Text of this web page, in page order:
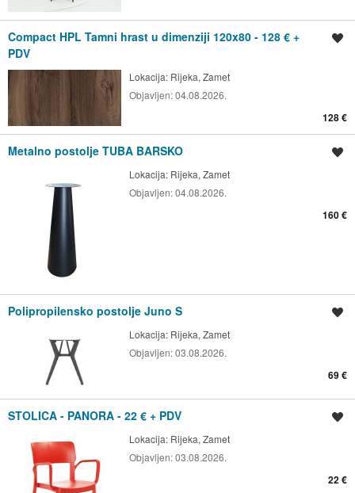
Compact HPL Tamni hrast u dimenziji 120x80 - 128 € +
PDV
Lokacija: Rijeka, Zamet
Objavljen:04.08.2026.
128 €
Metalno postolje TUBA BARSKO
Lokacija: Rijeka, Zamet
Objavljen:04.08.2026.
160 €
Polipropilensko postolje Juno S
Lokacija: Rijeka, Zamet
Objavljen:03.08.2026.
69 €
STOLICA - PANORA - 22 € + PDV
Lokacija: Rijeka, Zamet
Objavljen:03.08.2026.
22 €